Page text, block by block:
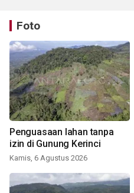
Foto
Penguasaan lahan tanpa
izin di Gunung Kerinci
Kamis, 6 Agustus 2026